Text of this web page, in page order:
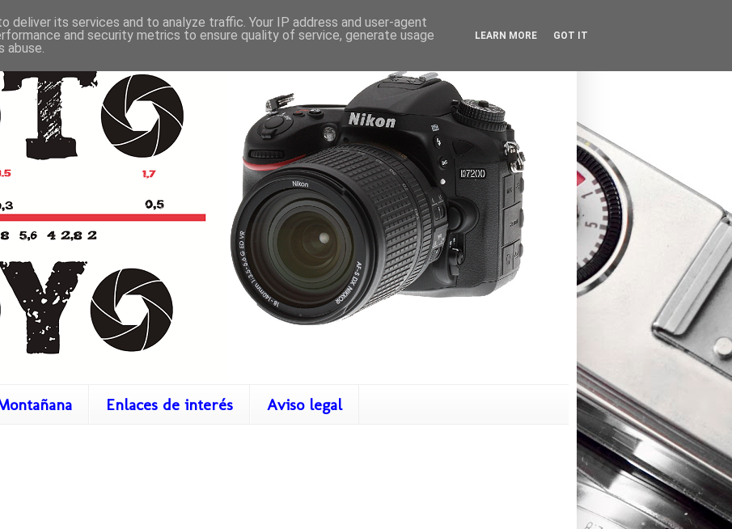
Enlaces de interés Aviso legal
deliver its services and to analyze traffic. Your IP address and user-agent
and security metrics to ensure quality of service, generate usage
abuse.
LEARN MORE GOT IT